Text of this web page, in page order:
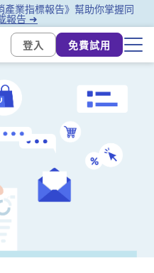
業指標報告》幫助你掌握同
報告 ➜
登入
免費試用